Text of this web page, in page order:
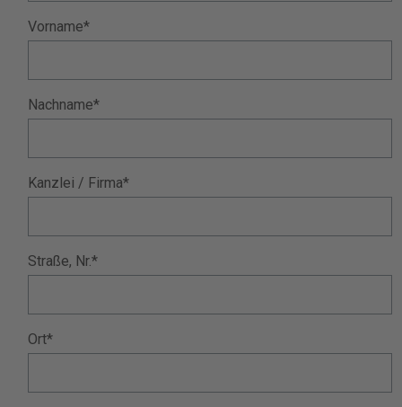
Vorname*
Nachname*
Kanzlei / Firma*
Straße, Nr.*
Ort*